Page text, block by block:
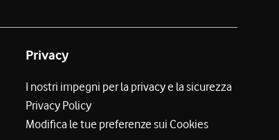
Privacy
I nostri impegni per la privacy e la sicurezza
Privacy Policy
Modifica le tue preferenze sui Cookies